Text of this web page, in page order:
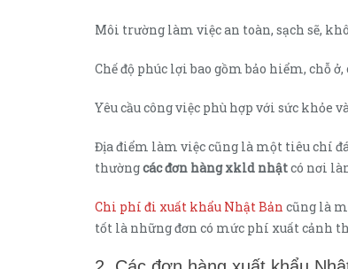
Môi trường làm việc an toàn, sạch sẽ,
Chế độ phúc lợi bao gồm bảo hiểm, chỗ ở,
Yêu cầu công việc phù hợp với sức khỏe
Địa điểm làm việc cũng là một tiêu chí
thườngcác đơn hàng xkld nhậtcó nơi
Chi phí đi xuất khẩu Nhật Bản cũng là
tốt là những đơn có mức phí xuất cảnh